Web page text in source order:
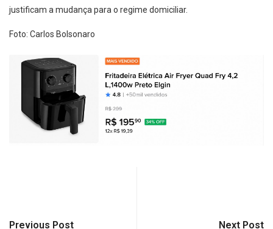
justificam a mudança para o regime domiciliar.
Foto: Carlos Bolsonaro
Previous Post Next Post